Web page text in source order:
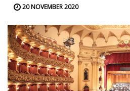
20 NOVEMBER 2020